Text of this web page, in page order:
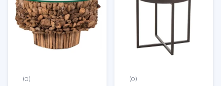
(0) (0)